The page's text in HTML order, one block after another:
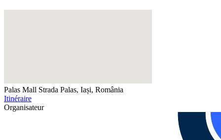
Palas Mall Strada Palas, Iași, România
Itinéraire
Organisateur